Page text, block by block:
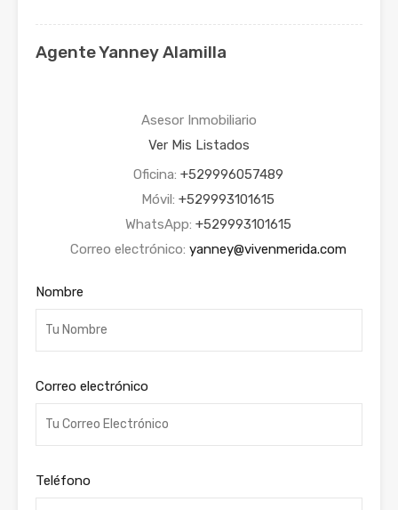
Agente Yanney Alamilla
Asesor Inmobiliario
Ver Mis Listados
Oficina: +529996057489
Móvil: +529993101615
WhatsApp: +529993101615
Correo electrónico: yanney@vivenmerida.com
Nombre
Correo electrónico
Teléfono